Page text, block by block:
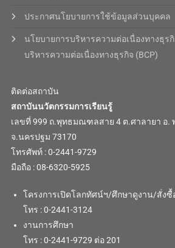
ประกาศนโยบายการใช้ข้อมูลส่วนบุคคล
นโยบายการบริหารความต่อเนื่องทางธุร
บริหารความต่อเนื่องทางธุรกิจ (BCP)
ติดต่อสถาบัน
สถาบันนวัตกรรมการเรียนรู้
เลขที่ 999 ถ.พุทธมณฑลสาย 4 ต.ศาลายา อ
จ.นครปฐม 73170
โทรศัพท์ : 0-2441-9729
มือถือ : 08-6320-5925
โครงการเปิดโลกทัศน์ฯ/ศึกษาดูงาน/สั่ง
โทร : 0-2441-3124
งานการศึกษา
โทร : 0-2441-9729 ต่อ 201